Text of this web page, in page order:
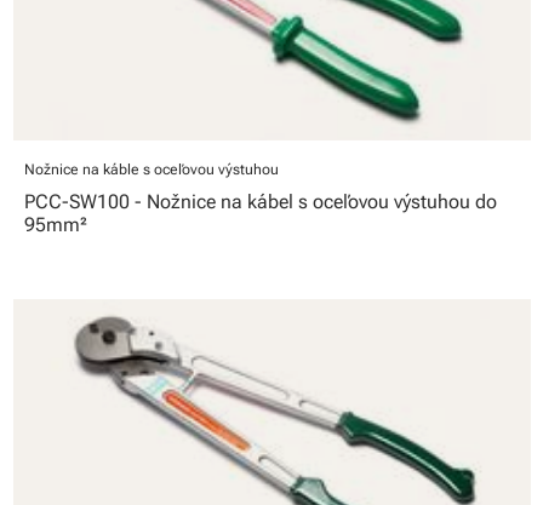
Nožnice na káble s oceľovou výstuhou
PCC-SW100 - Nožnice na kábel s oceľovou výstuhou do
95mm²